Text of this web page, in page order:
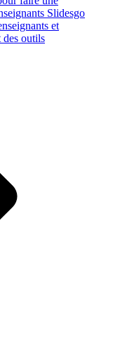
Slidesgo
et
des outils